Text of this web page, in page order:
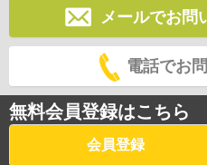
メールでお問
電話でお
無料会員登録はこちら
会員登録